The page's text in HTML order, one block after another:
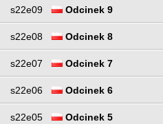
s22e09 Odcinek 9
s22e08 Odcinek 8
s22e07 Odcinek 7
s22e06 Odcinek 6
s22e05 Odcinek 5